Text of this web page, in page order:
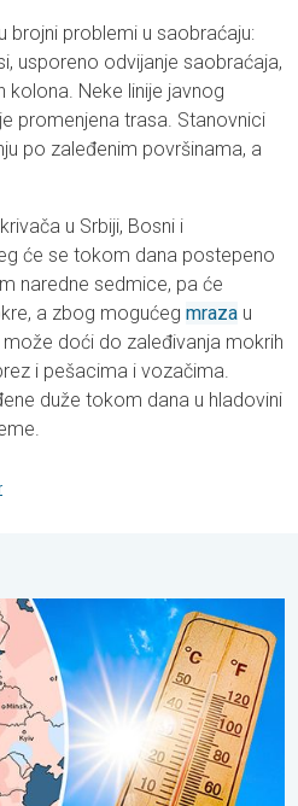
brojni problemi u saobraćaju:
usporeno odvijanje saobraćaja,
kolona. Neke linije javnog
promenjena trasa. Stanovnici
po zaleđenim površinama, a
u Srbiji, Bosni i
će se tokom dana postepeno
naredne sedmice, pa će
a zbog mogućeg mraza u
doći do zaleđivanja mokrih
i pešacima i vozačima.
duže tokom dana u hladovini
Toplota i u morima. . . subota,